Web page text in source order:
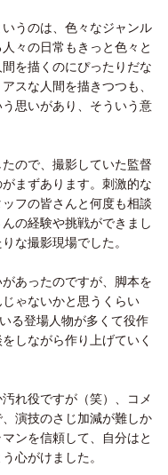
うのは、色々なジャンル
々の日常もきっと色々と
を描くのにぴったりだな
スな人間を描きつつも、
思いがあり、そういう意
ので、撮影していた監督
まずあります。刺激的な
フの皆さんと何度も相談
の経験や挑戦ができまし
な撮影現場でした。
あったのですが、脚本を
ゃないかと思うくらい
る登場人物が多くて役作
しながら作り上げていく
れ役ですが（笑）、コメ
演技のさじ加減が難しか
ンを信頼して、自分はと
心がけました。